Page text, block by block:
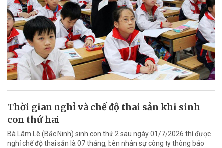
Thời gian nghỉ và chế độ thai sản khi sinh
con thứ hai
Bà Lâm Lê (Bắc Ninh) sinh con thứ 2 sau ngày 01/7/2026 thì được
nghỉ chế độ thai sản là 07 tháng, bên nhân sự công ty thông báo